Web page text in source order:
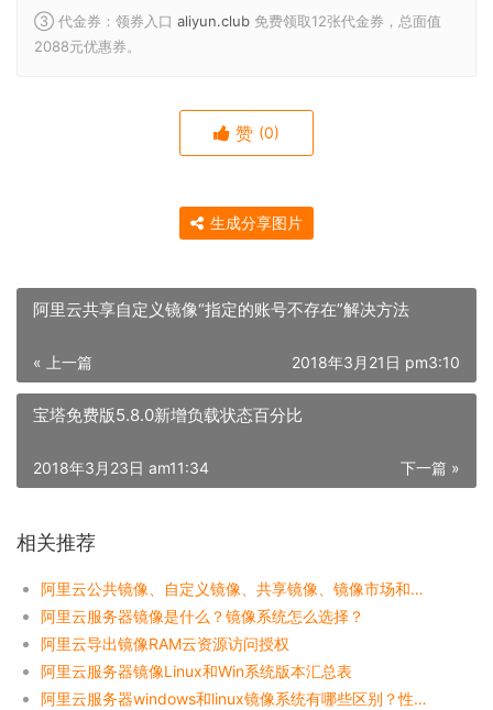
③ 代金券：领券入口 aliyun.club 免费领取12张代金券，总面值
2088元优惠券。
赞 (0)
生成分享图片
阿里云共享自定义镜像“指定的账号不存在”解决方法
« 上一篇 2018年3月21日 pm3:10
宝塔免费版5.8.0新增负载状态百分比
下一篇 »
2018年3月23日 am11:34
相关推荐
阿里云公共镜像、自定义镜像、共享镜像、镜像市场和社区镜像详解
阿里云服务器镜像是什么？镜像系统怎么选择？
阿里云导出镜像RAM云资源访问授权
阿里云服务器镜像Linux和Win系统版本汇总表
阿里云服务器windows和linux镜像系统有哪些区别？性能说明